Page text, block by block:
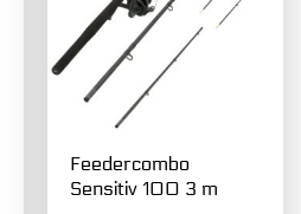
Feedercombo
Sensitiv 100 3 m